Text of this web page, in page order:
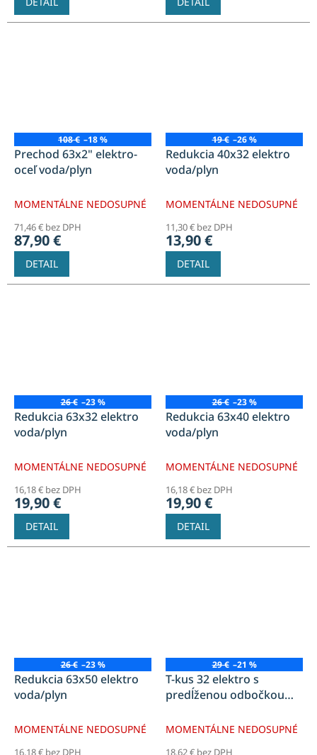
108 € –18 %
Prechod 63x2" elektro-
oceľ voda/plyn
MOMENTÁLNE NEDOSUPNÉ
71,46 € bez DPH
87,90 €
DETAIL
19 € –26 %
Redukcia 40x32 elektro
voda/plyn
MOMENTÁLNE NEDOSUPNÉ
11,30 € bez DPH
13,90 €
DETAIL
26 € –23 %
Redukcia 63x32 elektro
voda/plyn
MOMENTÁLNE NEDOSUPNÉ
16,18 € bez DPH
19,90 €
DETAIL
26 € –23 %
Redukcia 63x40 elektro
voda/plyn
MOMENTÁLNE NEDOSUPNÉ
16,18 € bez DPH
19,90 €
DETAIL
26 € –23 %
Redukcia 63x50 elektro
voda/plyn
MOMENTÁLNE NEDOSUPNÉ
16,18 € bez DPH
29 € –21 %
T-kus 32 elektro s
predĺženou odbočkou
MOMENTÁLNE NEDOSUPNÉ
18,62 € bez DPH